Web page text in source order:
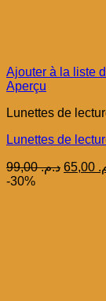
Ajouter à la liste
Aperçu
Lunettes de
Lunettes de
د.م.99,00
Le
-30%